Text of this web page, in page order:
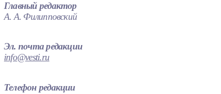
Главный редактор
А. А. Филипповский
Эл. почта редакции
info@vesti.ru
Телефон редакции